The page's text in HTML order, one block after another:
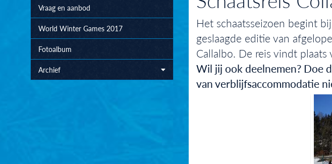
Vraag en aanbod
World Winter Games 2017
Fotoalbum
Archief
Het schaatsseizoen begint
geslaagde editie van
Callalbo. De reis vindt
Wil jij ook deelnemen? Doe
van verblijfsaccommodatie